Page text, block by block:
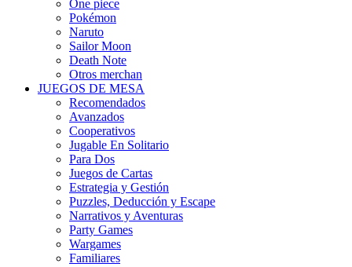
One piece
Pokémon
Naruto
Sailor Moon
Death Note
Otros merchan
JUEGOS DE MESA
Recomendados
Avanzados
Cooperativos
Jugable En Solitario
Para Dos
Juegos de Cartas
Estrategia y Gestión
Puzzles, Deducción y Escape
Narrativos y Aventuras
Party Games
Wargames
Familiares